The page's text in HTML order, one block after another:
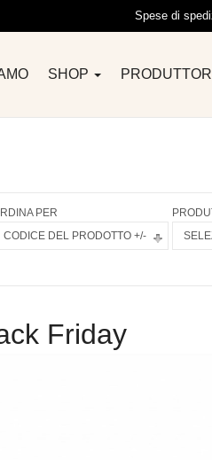
Spese di
SHOP PRODUTTORI
PER
CODICE DEL PRODOTTO +/-
Friday